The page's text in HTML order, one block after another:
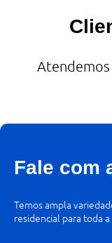
Fale com
Temos ampla
residencial para toda